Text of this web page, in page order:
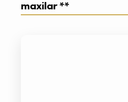
maxilar **